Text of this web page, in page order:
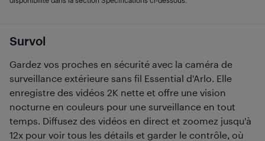
Survol
Gardez vos proches en sécurité avec la caméra de
surveillance extérieure sans fil Essential d'Arlo. Elle
enregistre des vidéos 2K nette et offre une vision
nocturne en couleurs pour une surveillance en tout
temps. Diffusez des vidéos en direct et zoomez jusqu'à
12x pour voir tous les détails et garder le contrôle, où